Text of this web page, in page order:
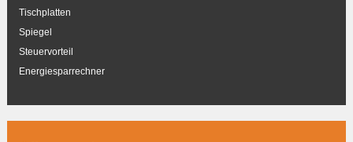
Tischplatten
Spiegel
Steuervorteil
Energiesparrechner